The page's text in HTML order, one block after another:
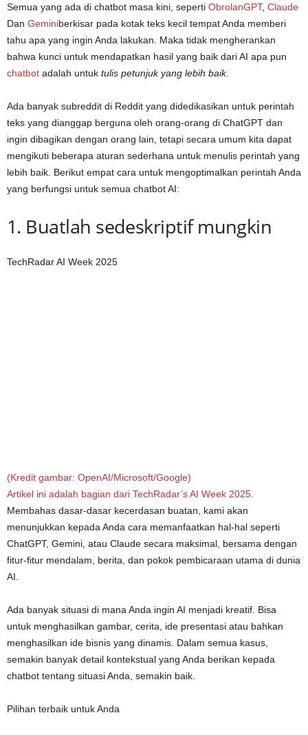
Semua yang ada di chatbot masa kini, seperti ObrolanGPT, Claude
Dan Geminiberkisar pada kotak teks kecil tempat Anda memberi
tahu apa yang ingin Anda lakukan. Maka tidak mengherankan
bahwa kunci untuk mendapatkan hasil yang baik dari AI apa pun
chatbot adalah untuk tulis petunjuk yang lebih baik.
Ada banyak subreddit di Reddit yang didedikasikan untuk perintah
teks yang dianggap berguna oleh orang-orang di ChatGPT dan
ingin dibagikan dengan orang lain, tetapi secara umum kita dapat
mengikuti beberapa aturan sederhana untuk menulis perintah yang
lebih baik. Berikut empat cara untuk mengoptimalkan perintah Anda
yang berfungsi untuk semua chatbot AI:
1. Buatlah sedeskriptif mungkin
TechRadar AI Week 2025
(Kredit gambar: OpenAI/Microsoft/Google)
Artikel ini adalah bagian dari TechRadar’s AI Week 2025
Membahas dasar-dasar kecerdasan buatan, kami akan
menunjukkan kepada Anda cara memanfaatkan hal-hal seperti
ChatGPT, Gemini, atau Claude secara maksimal, bersama dengan
fitur-fitur mendalam, berita, dan pokok pembicaraan utama di dunia
AI.
Ada banyak situasi di mana Anda ingin AI menjadi kreatif. Bisa
untuk menghasilkan gambar, cerita, ide presentasi atau bahkan
menghasilkan ide bisnis yang dinamis. Dalam semua kasus,
semakin banyak detail kontekstual yang Anda berikan kepada
chatbot tentang situasi Anda, semakin baik.
Pilihan terbaik untuk Anda